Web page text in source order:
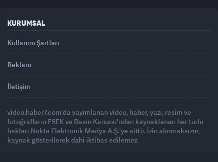
KURUMSAL
Kullanım Şartları
Reklam
İletişim
video.haber7.com'da yayımlanan video, haber, yazı, resim ve
fotoğrafların FSEK ve Basın Kanunu'ndan kaynaklanan her türlü
hakları Nokta Elektronik Medya A.Ş.'ye aittir. İzin alınmaksızın,
kaynak gösterilerek dahi iktibas edilemez.